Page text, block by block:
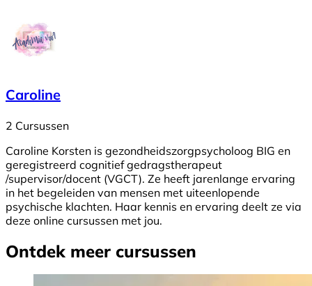
Caroline
2 Cursussen
Caroline Korsten is gezondheidszorgpsycholoog BIG en
geregistreerd cognitief gedragstherapeut
/supervisor/docent (VGCT). Ze heeft jarenlange ervaring
in het begeleiden van mensen met uiteenlopende
psychische klachten. Haar kennis en ervaring deelt ze via
deze online cursussen met jou.
Ontdek meer cursussen